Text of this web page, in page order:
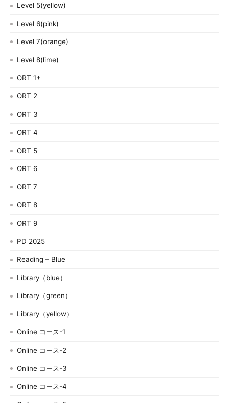
Level 5(yellow)
Level 6(pink)
Level 7(orange)
Level 8(lime)
ORT 1+
ORT 2
ORT 3
ORT 4
ORT 5
ORT 6
ORT 7
ORT 8
ORT 9
PD 2025
Reading – Blue
Library（blue）
Library（green）
Library（yellow）
Online コース-1
Online コース-2
Online コース-3
Online コース-4